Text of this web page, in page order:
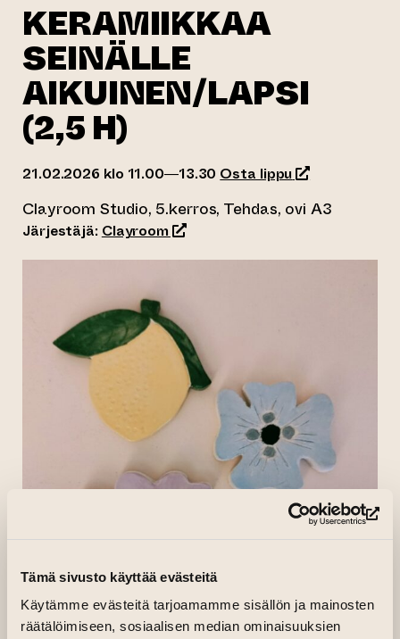
Tämä sivusto käyttää evästeitä
Käytämme evästeitä tarjoamamme sisällön ja mainosten
räätälöimiseen, sosiaalisen median ominaisuuksien
KERAMIIKKAA
SEINÄLLE
AIKUINEN/LAPSI
(2,5 H)
21.02.2026 klo 11.00—13.30 Osta lippu (siirtyy toiseen
Clayroom Studio, 5.kerros, Tehdas, ovi A3
Järjestäjä: Clayroom (siirtyy toiseen verkkopalveluun)